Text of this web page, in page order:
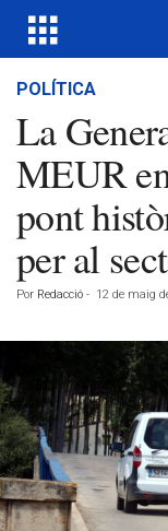
POLÍTICA
La
MEUR
pont
per al
Por Redacció - 12 de maig